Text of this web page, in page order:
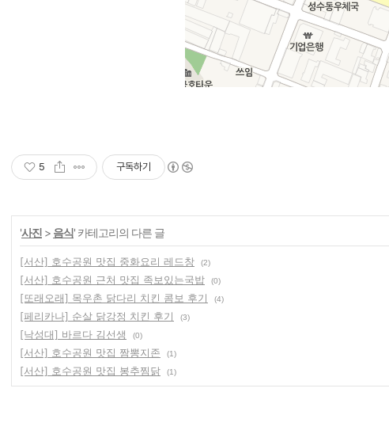
5 구독하기
'사진 > 음식' 카테고리의 다른 글
[서산] 호수공원 맛집 중화요리 레드창 (2)
[서산] 호수공원 근처 맛집 족보있는국밥
(0)
[또래오래] 목우촌 닭다리 치킨 콤보 후기
(4)
[페리카나] 순살 닭강정 치킨 후기
(3)
[낙성대] 바르다 김선생
(0)
[서산] 호수공원 맛집 짬뽕지존
(1)
[서산] 호수공원 맛집 봉추찜닭
(1)